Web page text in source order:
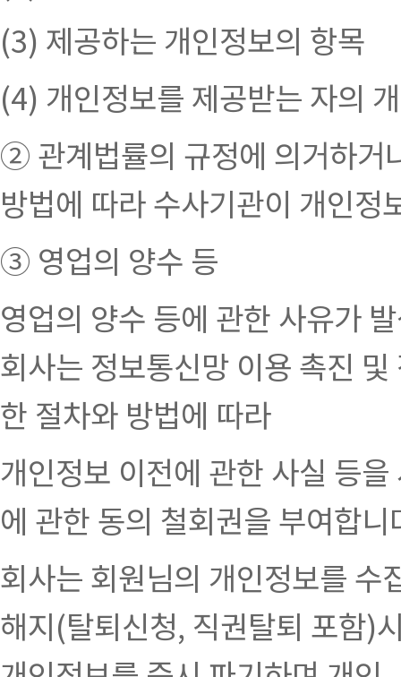
(3) 제공하는 개인정보의 항목
(4) 개인정보를 제공받는 자의
② 관계법률의 규정에 의거하거
방법에 따라 수사기관이 개인정
③ 영업의 양수 등
영업의 양수 등에 관한 사유가
회사는 정보통신망 이용 촉진
한 절차와 방법에 따라
개인정보 이전에 관한 사실 등
에 관한 동의 철회권을 부여합니
회사는 회원님의 개인정보를 수
해지(탈퇴신청, 직권탈퇴 포함)